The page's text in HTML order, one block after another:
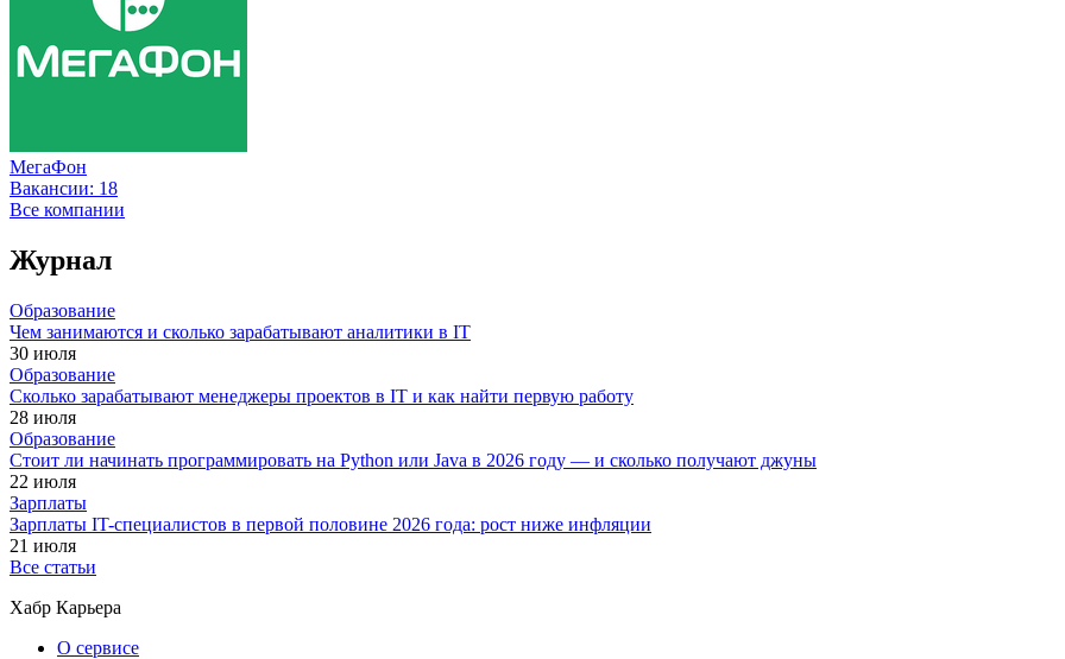
МегаФон
Вакансии: 18
Все компании
Журнал
Образование
Чем занимаются и сколько зарабатывают аналитики в IT
30 июля
Образование
Сколько зарабатывают менеджеры проектов в IT и как найти первую работу
28 июля
Образование
Стоит ли начинать программировать на Python или Java в 2026 году — и сколько получают джуны
22 июля
Зарплаты
Зарплаты IT-специалистов в первой половине 2026 года: рост ниже инфляции
21 июля
Все статьи
Хабр Карьера
О сервисе